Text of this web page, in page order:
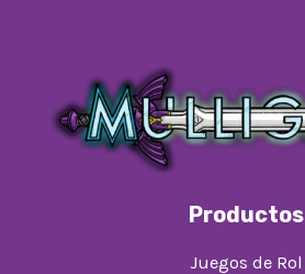
Productos
Juegos de Rol